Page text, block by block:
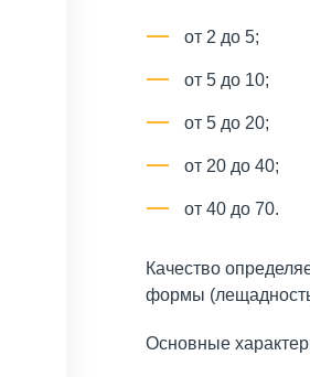
от 2 до 5;
от 5 до 10;
от 5 до 20;
от 20 до 40;
от 40 до 70.
Качество
формы
Основные